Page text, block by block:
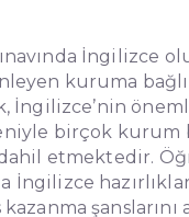
İngilizce
kuruma
İngilizce’nin
birçok kurum
dahil etmektedir.
İngilizce
kazanma şanslarını